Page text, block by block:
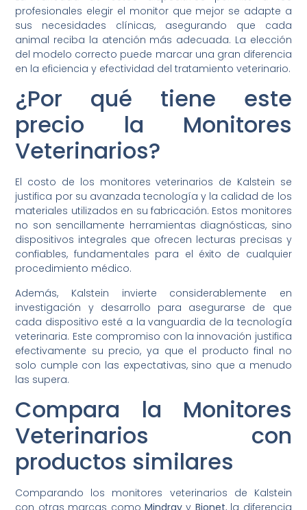
profesionales elegir el monitor que mejor se adapte a
sus necesidades clínicas, asegurando que cada
animal reciba la atención más adecuada. La elección
del modelo correcto puede marcar una gran diferencia
en la eficiencia y efectividad del tratamiento veterinario.
¿Por qué tiene este
precio la Monitores
Veterinarios?
El costo de los monitores veterinarios de Kalstein se
justifica por su avanzada tecnología y la calidad de los
materiales utilizados en su fabricación. Estos monitores
no son sencillamente herramientas diagnósticas, sino
dispositivos integrales que ofrecen lecturas precisas y
confiables, fundamentales para el éxito de cualquier
procedimiento médico.
Además, Kalstein invierte considerablemente en
investigación y desarrollo para asegurarse de que
cada dispositivo esté a la vanguardia de la tecnología
veterinaria. Este compromiso con la innovación justifica
efectivamente su precio, ya que el producto final no
solo cumple con las expectativas, sino que a menudo
las supera.
Compara la Monitores
Veterinarios con
productos similares
Comparando los monitores veterinarios de Kalstein
con otras marcas como Mindray y Bionet, la diferencia